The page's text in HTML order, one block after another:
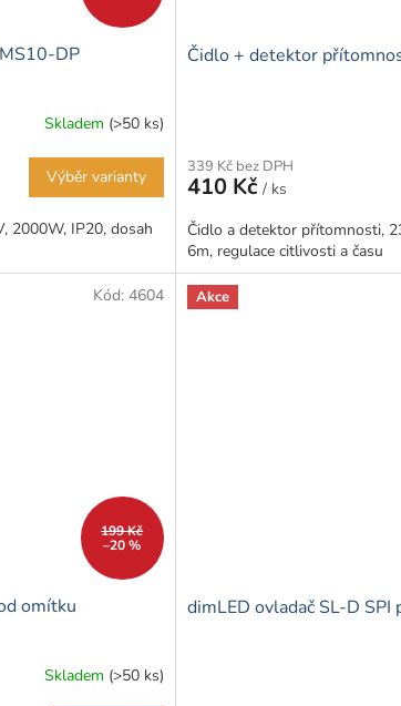
DP
Skladem (>50 ks)
Výběr varianty
2000W, IP20, dosah
Čidlo + detektor
339 Kč bez DPH
410 Kč / ks
Čidlo a detektor přítomnosti,
6m, regulace citlivosti a času
199 Kč
–20 %
omítku
Skladem (>50 ks)
Kód: 4604 Akce
dimLED ovladač SL-D